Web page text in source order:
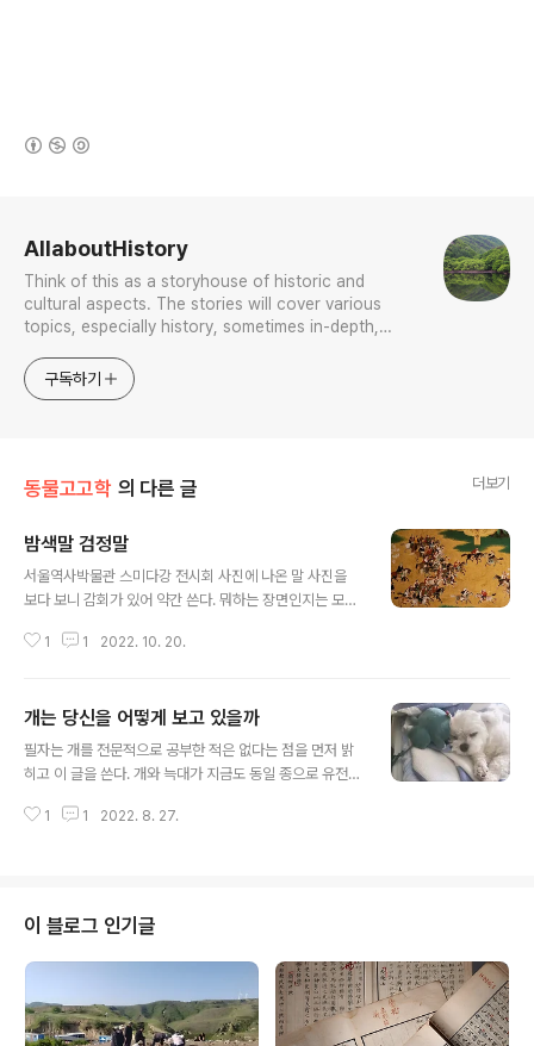
AllaboutHistory
Think of this as a storyhouse of historic and
cultural aspects. The stories will cover various
topics, especially history, sometimes in-depth,
approach will be to resist any common sense or
generalized viewpoint
구독하기
동물고고학 의 다른 글 더보기
밤색말 검정말
서울역사박물관 스미다강 전시회 사진에 나온 말 사진을
보다 보니 감회가 있어 약간 쓴다. 뭐하는 장면인지는 모르
도 아닌만큼 아마 간단한 연습장면이 아닐까 하는데. 색깔
듯 하다. 헤이케 모노가타리에는 일본사에서 유명한 말 두
마리가 나오는데, 磨墨=쓰루쓰미라고 하여 검정말과 生
喰=이케즈키라고 하여 밤색말이 있다. 이 두 말을 탄 무사
가 나오는데 상당히 유명한 장면이다. 도카이도주히사쿠리
1 1 2022. 10. 20.
개는 당신을 어떻게 보고 있을까
필자는 개를 전문적으로 공부한 적은 없다는 점을 먼저 밝
히고 이 글을 쓴다. 개와 늑대가 지금도 동일 종으로 유전적
로 다른 인종간 차이보다도 적다. 늑대와 개는 흑인과 동양
알다시피 늑대는 무리생활을 하는 고도의 사회적 동물이
다. 이러한 사회적 동물로서의 습성을 그대로 가지고 들어
와 지금의 반려동물인 개가 되었다. 이 녀석들은 주인인 당
신을 어떻게 보고 있을까? 늑대의 알려진 습성을 통해 개의
심리를 억측해보자면-. 1. 주인으로서의 당신: 아니. 개는
당신을 주인 (master..
1 1 2022. 8. 27.
이 블로그 인기글